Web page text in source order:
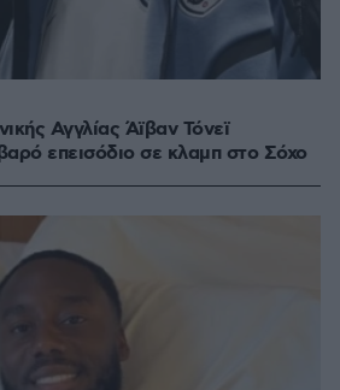
Αγγλίας Άϊβαν Τόνεϊ
επεισόδιο σε κλαμπ στο Σόχο